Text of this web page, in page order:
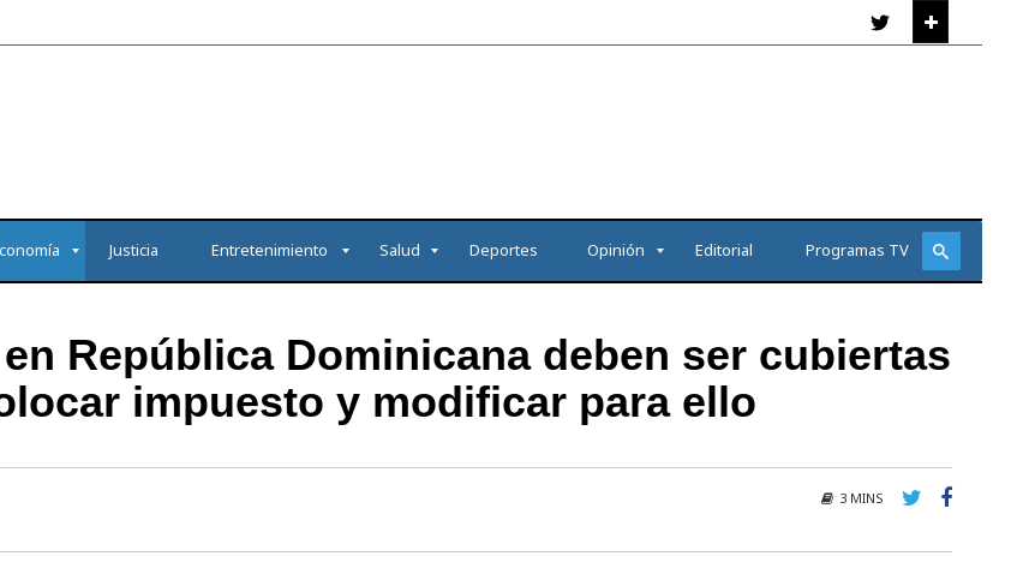
Justicia Entretenimiento Salud Deportes Opinión Editorial Programas TV
República Dominicana deben ser cubiertas
impuesto y modificar para ello
3 MINS